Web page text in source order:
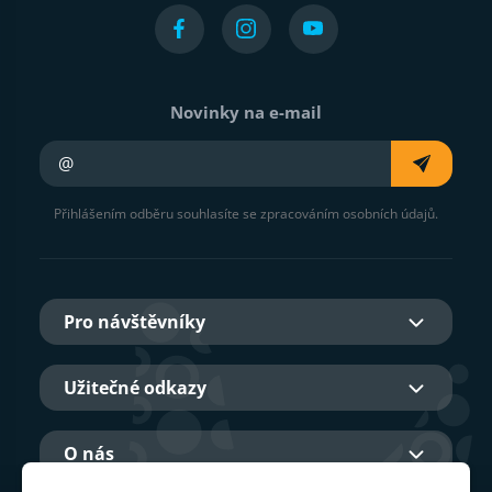
Novinky na e-mail
Přihlášením odběru souhlasíte se zpracováním osobních údajů.
Pro návštěvníky
Užitečné odkazy
O nás